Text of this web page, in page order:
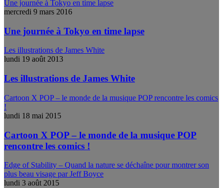
Une journée à Tokyo en time lapse
mercredi 9 mars 2016
Une journée à Tokyo en time lapse
Les illustrations de James White
lundi 19 août 2013
Les illustrations de James White
Cartoon X POP – le monde de la musique POP rencontre les comics
!
lundi 18 mai 2015
Cartoon X POP – le monde de la musique POP
rencontre les comics !
Edge of Stability – Quand la nature se déchaîne pour montrer son
plus beau visage par Jeff Boyce
lundi 3 août 2015